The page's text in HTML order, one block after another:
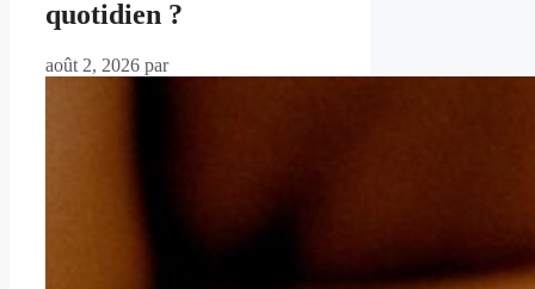
quotidien ?
août 2, 2026 par